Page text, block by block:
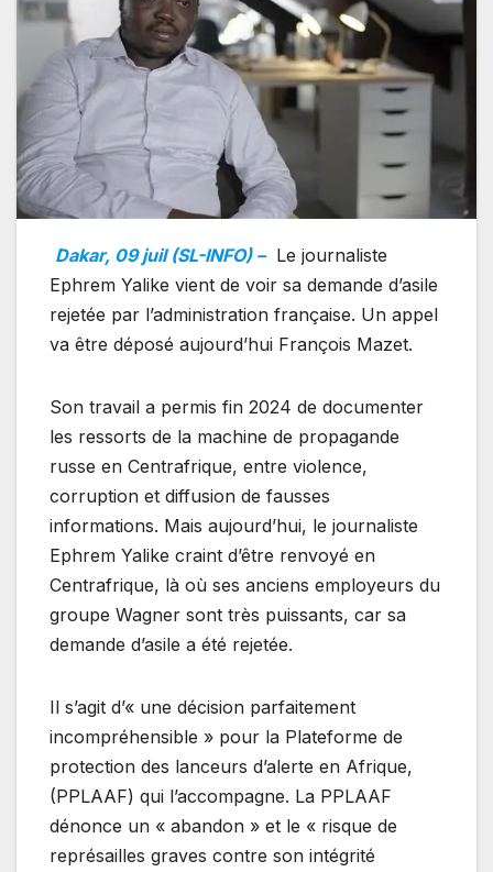
Dakar, 09 juil (SL-INFO) – Le journaliste
Ephrem Yalike vient de voir sa demande d’asile
rejetée par l’administration française. Un appel
va être déposé aujourd’hui François Mazet.
Son travail a permis fin 2024 de documenter
les ressorts de la machine de propagande
russe en Centrafrique, entre violence,
corruption et diffusion de fausses
informations. Mais aujourd’hui, le journaliste
Ephrem Yalike craint d’être renvoyé en
Centrafrique, là où ses anciens employeurs du
groupe Wagner sont très puissants, car sa
demande d’asile a été rejetée.
Il s’agit d’« une décision parfaitement
incompréhensible » pour la Plateforme de
protection des lanceurs d’alerte en Afrique,
(PPLAAF) qui l’accompagne. La PPLAAF
dénonce un « abandon » et le « risque de
représailles graves contre son intégrité